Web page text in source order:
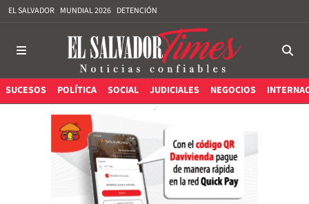
EL SALVADOR MUNDIAL 2026 DETENCIÓN
SUCESOS POLÍTICA SOCIAL JUDICIALES NEGOCIOS